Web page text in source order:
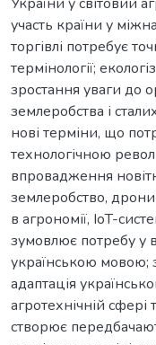
участь країни у
торгівлі потребує
термінології;
зростання уваги до
землеробства і
нові терміни, що
технологічною
впровадження
землеробство, дрони
в агрономії, IoT-
зумовлює потребу у
українською мовою;
адаптація
агротехнічній сфері
створює